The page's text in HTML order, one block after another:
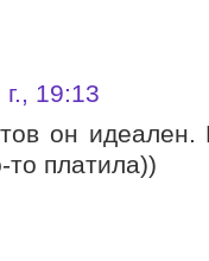
19:13
он идеален.
то платила))